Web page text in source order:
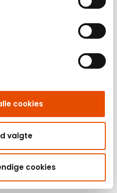
cookies
valgte
cookies